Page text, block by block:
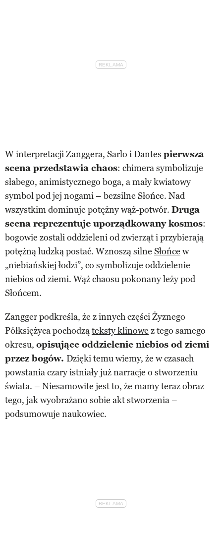
W interpretacji Zanggera, Sarlo i Dantes pierwsza
scena przedstawia chaos: chimera symbolizuje
słabego, animistycznego boga, a mały kwiatowy
symbol pod jej nogami – bezsilne Słońce. Nad
wszystkim dominuje potężny wąż-potwór. Druga
scena reprezentuje uporządkowany kosmos:
bogowie zostali oddzieleni od zwierząt i przybierają
potężną ludzką postać. Wznoszą silne Słońce w
„niebiańskiej łodzi”, co symbolizuje oddzielenie
niebios od ziemi. Wąż chaosu pokonany leży pod
Słońcem.
Zangger podkreśla, że z innych części Żyznego
Półksiężyca pochodząteksty klinowe z tego samego
okresu, opisujące oddzielenie niebios od ziemi
przez bogów. Dzięki temu wiemy, że w czasach
powstania czary istniały już narracje o stworzeniu
świata. – Niesamowite jest to, że mamy teraz obraz
tego, jak wyobrażano sobie akt stworzenia –
podsumowuje naukowiec.